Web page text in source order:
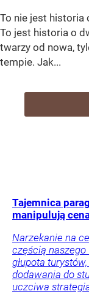
To nie jest historia
To jest historia o
twarzy od nowa,
tempie. Jak...
Tajemnica
manipulują
Narzekanie na
częścią
głupota
dodawania do
uczciwa